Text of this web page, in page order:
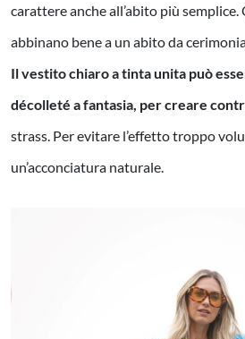
carattere anche all’abito più semplice.
abbinano bene a un abito da
Il vestito chiaro a tinta unita può
décolleté a fantasia, per creare
strass. Per evitare l’effetto troppo
un’acconciatura naturale.